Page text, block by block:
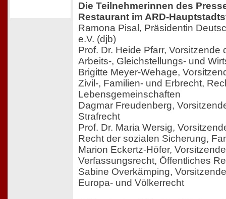
Die Teilnehmerinnen des
Restaurant im ARD-
Ramona Pisal, Präsidentin
e.V. (djb)
Prof. Dr. Heide Pfarr, Vorsitzende
Arbeits-, Gleichstellungs- und
Brigitte Meyer-Wehage,
Zivil-, Familien- und Erbrecht,
Lebensgemeinschaften
Dagmar Freudenberg,
Strafrecht
Prof. Dr. Maria Wersig,
Recht der sozialen Sicherung,
Marion Eckertz-Höfer,
Verfassungsrecht, Öffentliches
Sabine Overkämping,
Europa- und Völkerrecht